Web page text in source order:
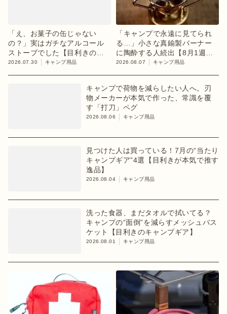
「え、お菓子の缶じゃない
の？」実はガチなアルコール
ストーブでした【目利きのキ
ャンプギア】
2026.07.30 キャンプ用品
「キャンプで永遠に見てられ
る…」小さな真鍮製バーナー
に陶酔する人続出【8月1週ラ
ンキング】
2026.08.07 キャンプ用品
キャンプで荷物を減らしたい人へ。刃
物メーカーが本気で作った、常識を覆
す「打刀」ペグ
2026.08.06 キャンプ用品
見つけた人は買っている！7月の“当たり
キャンプギア”4選【目利きが本気で推す
逸品】
2026.08.04 キャンプ用品
洗った食器、まだタオルで拭いてる？
キャンプの“面倒”を減らすメッシュバス
ケット【目利きのキャンプギア】
2026.08.01 キャンプ用品